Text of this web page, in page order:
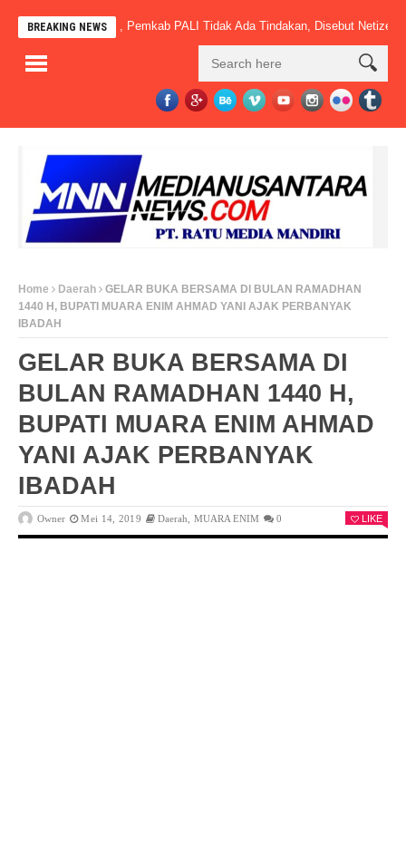
BREAKING NEWS
Beroperasi, Pemkab PALI Tidak Ada Tindakan, Disebut Netizen”
Home Daerah
GELAR BUKA BERSAMA DI BULAN RAMADHAN
1440 H, BUPATI MUARA ENIM AHMAD YANI AJAK PERBANYAK
IBADAH
GELAR BUKA BERSAMA DI
BULAN RAMADHAN 1440 H,
BUPATI MUARA ENIM AHMAD
YANI AJAK PERBANYAK
IBADAH
Owner Mei 14, 2019 Daerah MUARA ENIM 0 LIKE